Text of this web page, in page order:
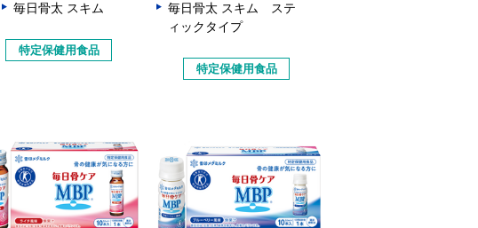
毎日骨太 スキム
特定保健用食品
毎日骨太 スキム ステ
ィックタイプ
特定保健用食品